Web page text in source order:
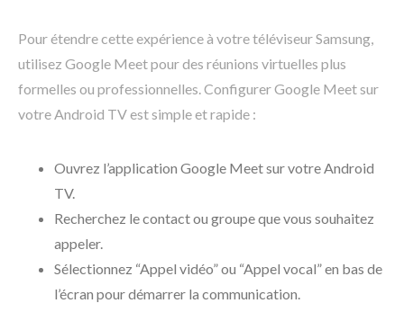
Pour étendre cette expérience à votre téléviseur Samsung,
utilisez Google Meet pour des réunions virtuelles plus
formelles ou professionnelles. Configurer Google Meet sur
votre Android TV est simple et rapide :
Ouvrez l’application Google Meet sur votre Android
TV.
Recherchez le contact ou groupe que vous souhaitez
appeler.
Sélectionnez “Appel vidéo” ou “Appel vocal” en bas de
l’écran pour démarrer la communication.